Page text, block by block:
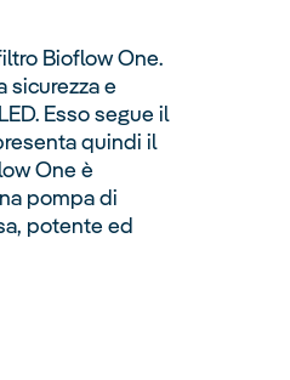
Bioflow One.
sicurezza e
Esso segue il
quindi il
One è
pompa di
potente ed